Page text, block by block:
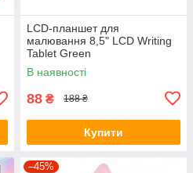
LCD-планшет для
малювання 8,5" LCD Writing
Tablet Green
В наявності
88 ₴ 188 ₴
Купити
–45%